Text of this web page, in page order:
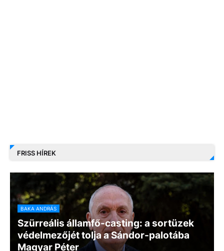
FRISS HÍREK
BAKA ANDRÁS
Szürreális államfő-casting: a sortüzek
védelmezőjét tolja a Sándor-palotába
Magyar Péter